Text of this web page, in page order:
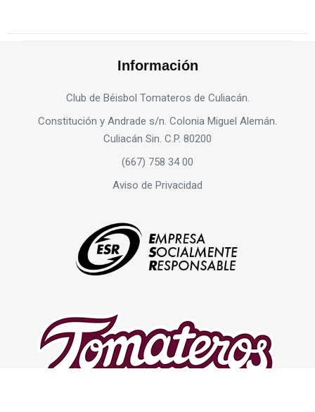
Información
Club de Béisbol Tomateros de Culiacán.
Constitución y Andrade s/n. Colonia Miguel Alemán.
Culiacán Sin. C.P. 80200
(667) 758 34 00
Aviso de Privacidad